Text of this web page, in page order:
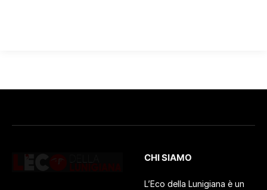
CHI SIAMO
L’Eco della Lunigiana è un